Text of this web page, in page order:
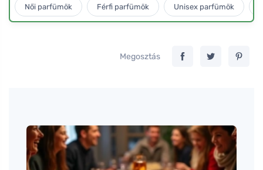
Női parfümök Férfi parfümök Unisex parfümök
Megosztás